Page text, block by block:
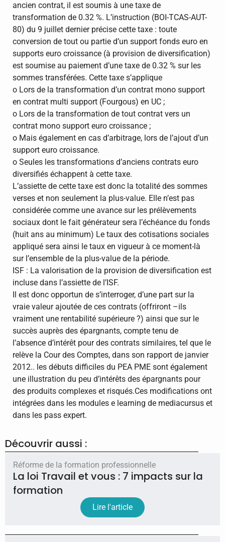
Découvrir aussi :
Réforme de la formation professionnelle
La loi Travail et vous : 7 impacts sur la
formation
Lire l'article
ancien contrat, il est soumis à une taxe de
transformation de 0.32 %. L’instruction (BOI-TCAS-AUT-
80) du 9 juillet dernier précise cette taxe : toute
conversion de tout ou partie d’un support fonds euro en
supports euro croissance (à provision de diversification)
est soumise au paiement d’une taxe de 0.32 % sur les
sommes transférées. Cette taxe s’applique
o Lors de la transformation d’un contrat mono support
en contrat multi support (Fourgous) en UC ;
o Lors de la transformation de tout contrat vers un
contrat mono support euro croissance ;
o Mais également en cas d’arbitrage, lors de l’ajout d’un
support euro croissance.
o Seules les transformations d’anciens contrats euro
diversifiés échappent à cette taxe.
L’assiette de cette taxe est donc la totalité des sommes
verses et non seulement la plus-value. Elle n’est pas
considérée comme une avance sur les prélèvements
sociaux dont le fait générateur sera l’échéance du fonds
(huit ans au minimum) Le taux des cotisations sociales
appliqué sera ainsi le taux en vigueur à ce moment-là
sur l’ensemble de la plus-value de la période.
ISF : La valorisation de la provision de diversification est
incluse dans l’assiette de l’ISF.
Il est donc opportun de s’interroger, d’une part sur la
vraie valeur ajoutée de ces contrats (offriront –ils
vraiment une rentabilité supérieure ?) ainsi que sur le
succès auprès des épargnants, compte tenu de
l’absence d’intérêt pour des contrats similaires, tel que le
relève la Cour des Comptes, dans son rapport de janvier
2012.. les débuts difficiles du PEA PME sont également
une illustration du peu d’intérêts des épargnants pour
des produits complexes et risqués.Ces modifications ont
intégrées dans les modules e learning de mediacursus et
dans les pass expert.